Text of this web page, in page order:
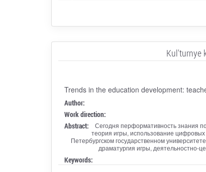
Kul'turnye
Trends in the education development:
Author:
Work direction:
Abstract:
Сегодня перформативность знания
теория игры, использование
Петербургском государственном
драматургия игры, деятельностно-
Keywords: